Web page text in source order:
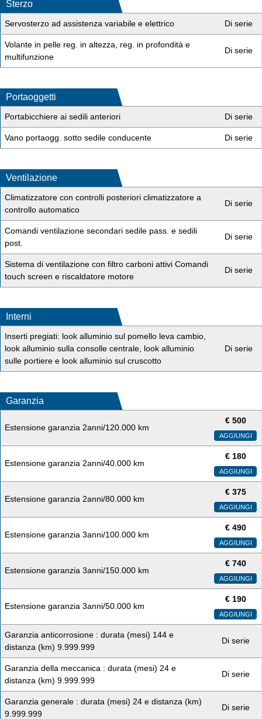
Sterzo
Servosterzo ad assistenza variabile e elettrico Di serie
Volante in pelle reg. in altezza, reg. in profondità e
multifunzione
Di serie
Portaoggetti
Portabicchiere ai sedili anteriori Di serie
Vano portaogg. sotto sedile conducente Di serie
Ventilazione
Climatizzatore con controlli posteriori climatizzatore a
controllo automatico
Di serie
Comandi ventilazione secondari sedile pass. e sedili
post.
Di serie
Sistema di ventilazione con filtro carboni attivi Comandi
touch screen e riscaldatore motore
Di serie
Interni
Inserti pregiati: look alluminio sul pomello leva cambio,
look alluminio sulla consolle centrale, look alluminio
sulle portiere e look alluminio sul cruscotto
Di serie
Garanzia
Estensione garanzia 2anni/120.000 km
€ 500
AGGIUNGI
Estensione garanzia 2anni/40.000 km
€ 180
AGGIUNGI
Estensione garanzia 2anni/80.000 km
€ 375
AGGIUNGI
Estensione garanzia 3anni/100.000 km
€ 490
AGGIUNGI
Estensione garanzia 3anni/150.000 km
€ 740
AGGIUNGI
Estensione garanzia 3anni/50.000 km
€ 190
AGGIUNGI
Garanzia anticorrosione : durata (mesi) 144 e
distanza (km) 9.999.999
Di serie
Garanzia della meccanica : durata (mesi) 24 e
distanza (km) 9.999.999
Di serie
Garanzia generale : durata (mesi) 24 e distanza (km)
9.999.999
Di serie